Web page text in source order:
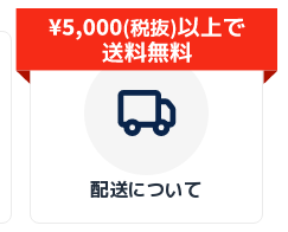
配送について